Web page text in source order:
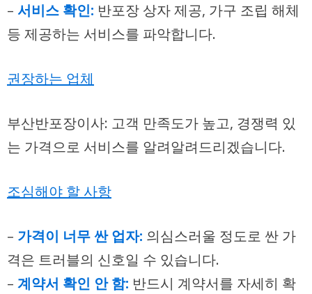
– 서비스 확인: 반포장 상자 제공, 가구 조립 해체
등 제공하는 서비스를 파악합니다.
권장하는 업체
부산반포장이사: 고객 만족도가 높고, 경쟁력 있
는 가격으로 서비스를 알려알려드리겠습니다.
조심해야 할 사항
– 가격이 너무 싼 업자: 의심스러울 정도로 싼 가
격은 트러블의 신호일 수 있습니다.
– 계약서 확인 안 함: 반드시 계약서를 자세히 확